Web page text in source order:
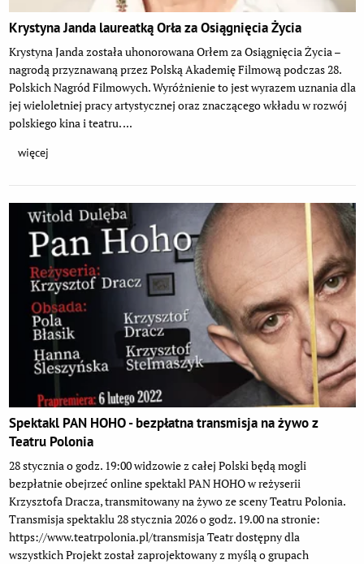
Krystyna Janda laureatką Orła za Osiągnięcia Życia
Krystyna Janda została uhonorowana Orłem za Osiągnięcia Życia –
nagrodą przyznawaną przez Polską Akademię Filmową podczas 28.
Polskich Nagród Filmowych. Wyróżnienie to jest wyrazem uznania dla
jej wieloletniej pracy artystycznej oraz znaczącego wkładu w rozwój
polskiego kina i teatru. ...
więcej
Spektakl PAN HOHO - bezpłatna transmisja na żywo z
Teatru Polonia
28 stycznia o godz. 19:00 widzowie z całej Polski będą mogli
bezpłatnie obejrzeć online spektakl PAN HOHO w reżyserii
Krzysztofa Dracza, transmitowany na żywo ze sceny Teatru Polonia.
Transmisja spektaklu 28 stycznia 2026 o godz. 19.00 na stronie:
https://www.teatrpolonia.pl/transmisja Teatr dostępny dla
wszystkich Projekt został zaprojektowany z myślą o grupach